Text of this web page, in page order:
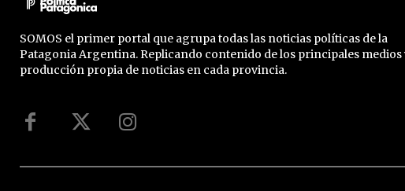
SOMOS el primer portal que agrupa todas las noticias políticas de la
Patagonia Argentina. Replicando contenido de los principales medios
producción propia de noticias en cada provincia.